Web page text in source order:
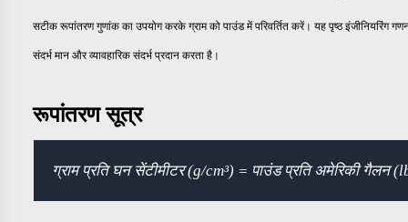
सटीक रूपांतरण गुणांक का उपयोग करके ग्राम को पाउंड में परिवर्तित करें। यह पृष्ठ इंजीनियरिंग
संदर्भ मान और व्यावहारिक संदर्भ प्रदान करता है।
रूपांतरण सूत्र
ग्राम प्रति घन सेंटीमीटर (g/cm³) = पाउंड प्रति अमेरिकी